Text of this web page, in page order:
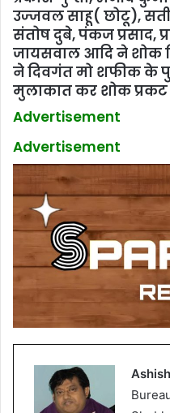
उज्‍जवल साहू( छोटू),
संतोष दुबे, पंकज प्रसाद,
जायसवाल आदि ने शोक
ने दिवगंत मो शफीक के
मुलाकात कर शोक प्रकट
Advertisement
Advertisement